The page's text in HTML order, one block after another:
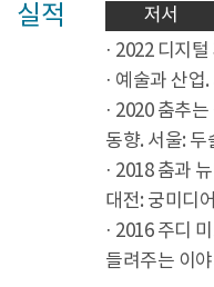
실적
저서
· 2022 디지
· 예술과 산
· 2020 춤추
동향. 서울: 두
· 2018 춤과
대전: 궁미디
· 2016 주디
들려주는 이